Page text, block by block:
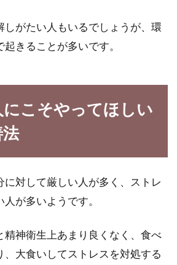
酒と酒粕は体に入れるだけじゃな
されています。しかし、これらの食材の健康効
ロリー控えめの味噌汁は5杯飲ん
でもいい？驚きの健康食品
1日3食に必要な栄養をとるため、「一汁三菜」
いう言葉があります。この言葉は、人がバラ
ンスの...
しがたい人もいるでしょうが、環
きることが多いです。
こそやってほしい
に対して厳しい人が多く、ストレ
が多いようです。
精神衛生上あまり良くなく、食べ
、大食いしてストレスを対処する